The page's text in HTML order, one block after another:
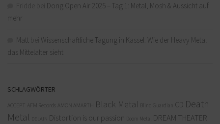
Dong Open Air 2025 – Tag 1: Metal, Mosh & Aussicht auf
mehr
Matt
Wissenschaftliche Tagung in Kassel: Wie der Heavy Metal
das Mittelalter sieht
SCHLAGWÖRTER
ACCEPT AFM Records AMON AMARTH Black Metal Blind Guardian CD Death
Metal
DELAIN Distortion is our passion Doom Metal DREAM THEATER